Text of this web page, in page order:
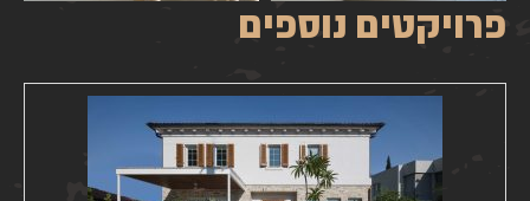
פרויקטים נוספים